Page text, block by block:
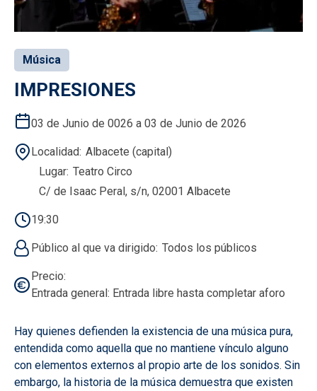
Música
IMPRESIONES
03 de Junio de 0026 a 03 de Junio de 2026
Localidad Albacete (capital)
Lugar Teatro Circo
C/ de Isaac Peral, s/n, 02001 Albacete
19:30
Público al que va dirigido Todos los públicos
Precio
Entrada general: Entrada libre hasta completar aforo
Hay quienes defienden la existencia de una música pura,
entendida como aquella que no mantiene vínculo alguno
con elementos externos al propio arte de los sonidos. Sin
embargo, la historia de la música demuestra que existen